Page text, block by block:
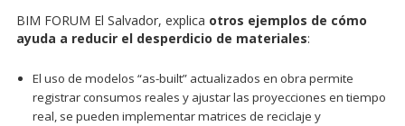
BIM FORUM El Salvador, explica otros ejemplos de cómo
ayuda a reducir el desperdicio de materiales:
El uso de modelos “as-built” actualizados en obra permite
registrar consumos reales y ajustar las proyecciones en tiempo
real, se pueden implementar matrices de reciclaje y